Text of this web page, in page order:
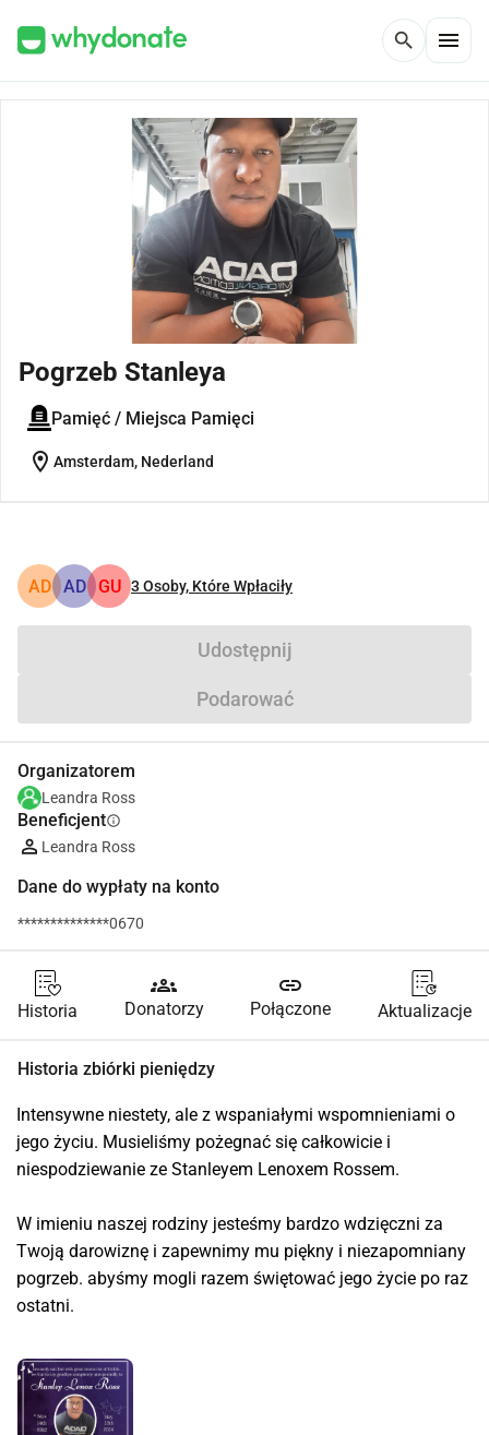
search menu
Pogrzeb Stanleya
Pamięć / Miejsca Pamięci
location_on Amsterdam, Nederland
AD AD GU 3Osoby, Które Wpłaciły
Udostępnij
Podarować
Organizatorem
Leandra Ross
Beneficjentinfo
Leandra Ross
Dane do wypłaty na konto
**************0670
Historia
groups
Donatorzy
link
Połączone Aktualizacje
Historia zbiórki pieniędzy
Intensywne niestety, ale z wspaniałymi wspomnieniami o
jego życiu. Musieliśmy pożegnać się całkowicie i
niespodziewanie ze Stanleyem Lenoxem Rossem.
W imieniu naszej rodziny jesteśmy bardzo wdzięczni za
Twoją darowiznę i zapewnimy mu piękny i niezapomniany
pogrzeb. abyśmy mogli razem świętować jego życie po raz
ostatni.